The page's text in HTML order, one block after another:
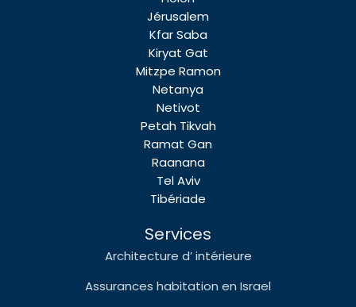
Jérusalem
Kfar Saba
Kiryat Gat
Mitzpe Ramon
Netanya
Netivot
Petah Tikvah
Ramat Gan
Raanana
Tel Aviv
Tibériade
Services
Architecture d’ intérieure
Assurances habitation en Israel